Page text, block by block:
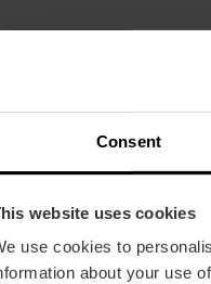
Consent
website uses cookies
use cookies to
about your use